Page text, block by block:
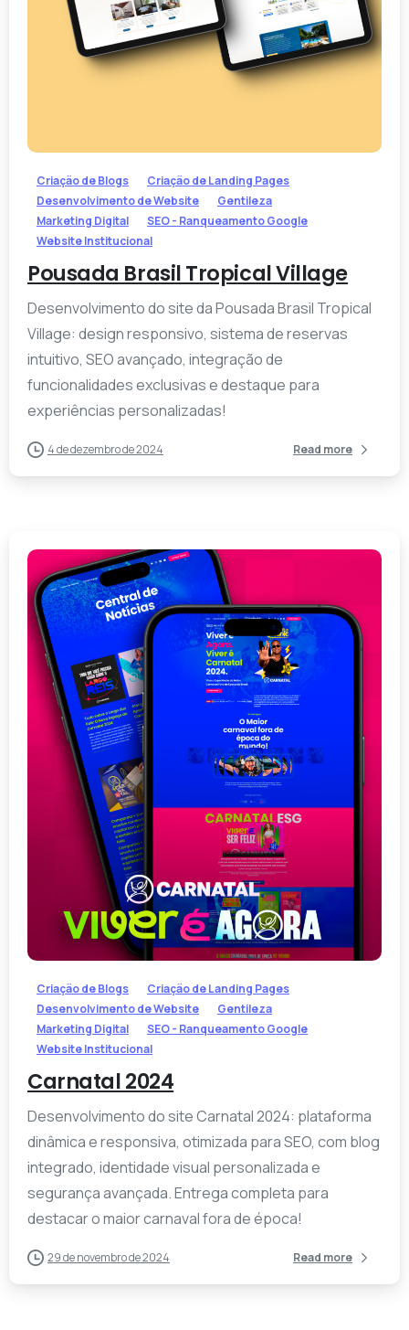
Criação de Blogs
Criação de Landing Pages
Desenvolvimento de Website
Gentileza
Marketing Digital
SEO - Ranqueamento Google
Website Institucional
Pousada Brasil Tropical Village
Desenvolvimento do site da Pousada Brasil Tropical
Village: design responsivo, sistema de reservas
intuitivo, SEO avançado, integração de
funcionalidades exclusivas e destaque para
experiências personalizadas!
4 de dezembro de 2024 Read more
Criação de Blogs
Criação de Landing Pages
Desenvolvimento de Website
Gentileza
Marketing Digital
SEO - Ranqueamento Google
Website Institucional
Carnatal 2024
Desenvolvimento do site Carnatal 2024: plataforma
dinâmica e responsiva, otimizada para SEO, com blog
integrado, identidade visual personalizada e
segurança avançada. Entrega completa para
destacar o maior carnaval fora de época!
29 de novembro de 2024 Read more